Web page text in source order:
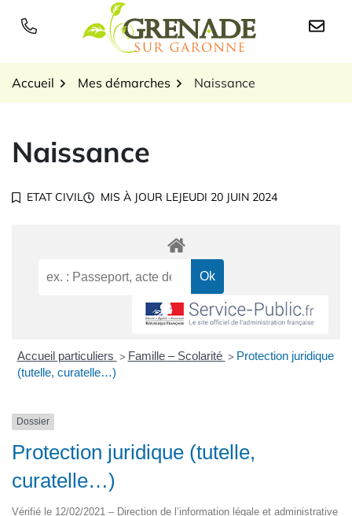
Logo Grenade sur
Accueil Mes démarches Naissance
Naissance
ETAT CIVIL MIS À JOUR LEJEUDI 20 JUIN 2024
Accueil particuliers > Famille – Scolarité > Protection juridique
(tutelle, curatelle…)
Dossier
Protection juridique (tutelle,
curatelle…)
Vérifié le 12/02/2021 – Direction de l’information légale et administrative